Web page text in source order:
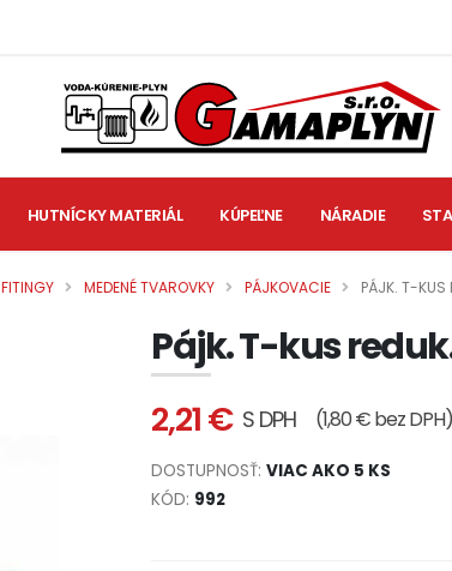
HUTNÍCKY MATERIÁL KÚPEĽNE NÁRADIE
FITINGY MEDENÉ TVAROVKY PÁJKOVACIE PÁJK. T-KUS
Pájk. T-kus reduk.
2,21 € S DPH (1,80 € bez DPH)
DOSTUPNOSŤ: VIAC AKO 5 KS
KÓD: 992